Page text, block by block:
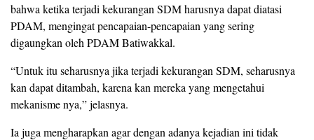
bahwa ketika terjadi kekurangan SDM harusnya dapat diatasi
PDAM, mengingat pencapaian-pencapaian yang sering
digaungkan oleh PDAM Batiwakkal.
“Untuk itu seharusnya jika terjadi kekurangan SDM, seharusnya
kan dapat ditambah, karena kan mereka yang mengetahui
mekanisme nya,” jelasnya.
Ia juga mengharapkan agar dengan adanya kejadian ini tidak